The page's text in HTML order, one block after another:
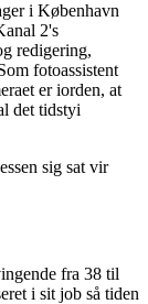
i København
2's
redigering,
fotoassistent
er iorden, at
det tidstyi
sig sat vir
fra 38 til
i sit job så tiden